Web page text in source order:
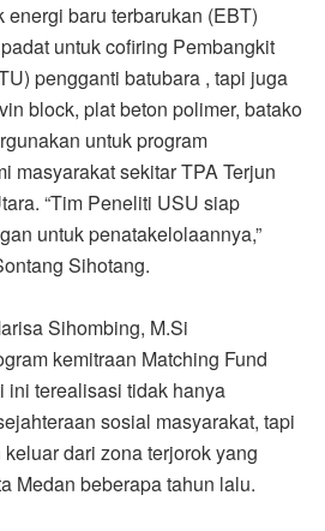
baru terbarukan (EBT)
untuk cofiring Pembangkit
pengganti batubara , tapi juga
block, plat beton polimer, batako
untuk program
masyarakat sekitar TPA Terjun
“Tim Peneliti USU siap
untuk penatakelolaannya,”
Sihotang.
Sihombing, M.Si
kemitraan Matching Fund
ini terealisasi tidak hanya
sosial masyarakat, tapi
dari zona terjorok yang
Medan beberapa tahun lalu.